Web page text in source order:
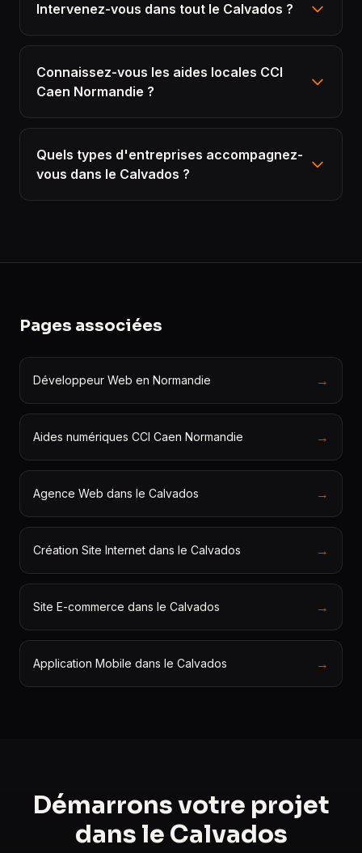
Intervenez-vous dans tout le Calvados ?
Connaissez-vous les aides locales CCI
Caen Normandie ?
Quels types d'entreprises accompagnez-
vous dans le Calvados ?
Pages associées
Développeur Web en Normandie →
Aides numériques CCI Caen Normandie →
Agence Web dans le Calvados →
Création Site Internet dans le Calvados →
Site E-commerce dans le Calvados →
Application Mobile dans le Calvados →
Démarrons votre projet
dans le Calvados